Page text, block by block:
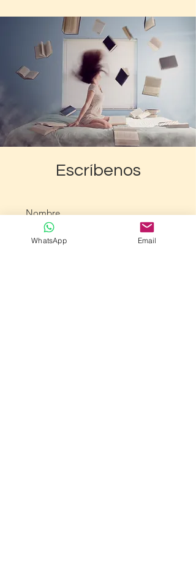
Escríbenos
WhatsApp Email